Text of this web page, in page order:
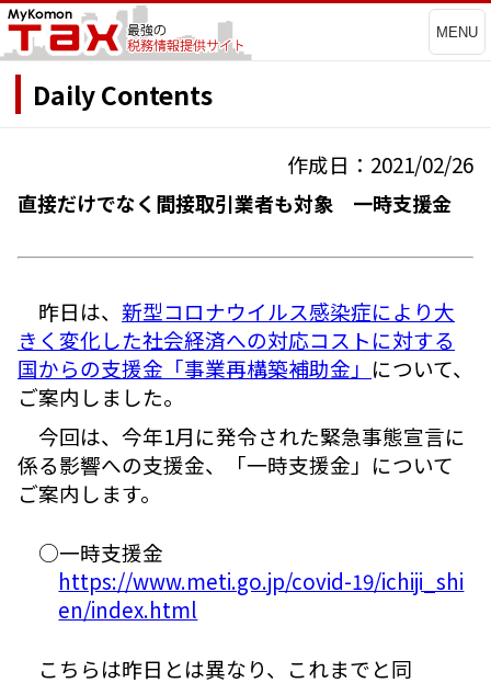
MENU
Daily Contents
作成日：2021/02/26
直接だけでなく間接取引業者も対象 一時支援金
昨日は、 新型コロナウイルス感染症により大
きく変化した社会経済への対応コストに対する
国からの支援金「事業再構築補助金」 について、
ご案内しました。
今回は、今年1月に発令された緊急事態宣言に
係る影響への支援金、「一時支援金」について
ご案内します。
○一時支援金
https://www.meti.go.jp/covid-19/ichiji_shi
en/index.html
こちらは昨日とは異なり、これまでと同